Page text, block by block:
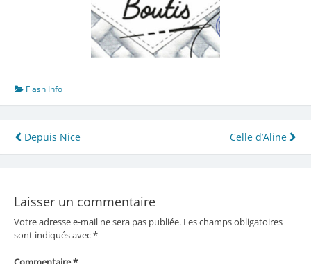
Flash Info
Navigation
de
Depuis Nice Celle d’Aline
Laisser un commentaire
Votre adresse e-mail ne sera pas publiée. Les champs obligatoires
sont indiqués avec*